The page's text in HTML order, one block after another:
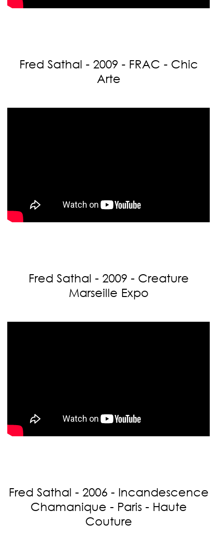
Fred Sathal - 2009 - FRAC - Chic
Arte
Fred Sathal - 2009 - Creature
Marseille Expo
Fred Sathal - 2006 - Incandescence
Chamanique - Paris - Haute
Couture